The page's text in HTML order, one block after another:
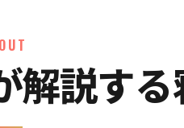
解説す